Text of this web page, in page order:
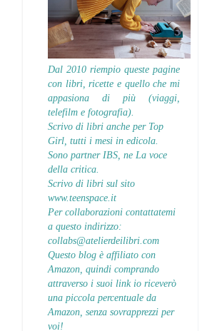
Dal 2010 riempio queste pagine
con libri, ricette e quello che mi
appasiona di più (viaggi,
telefilm e fotografia).
Scrivo di libri anche per Top
Girl, tutti i mesi in edicola.
Sono partner IBS, ne La voce
della critica.
Scrivo di libri sul sito
www.teenspace.it
Per collaborazioni contattatemi
a questo indirizzo:
collabs@atelierdeilibri.com
Questo blog è affiliato con
Amazon, quindi comprando
attraverso i suoi link io riceverò
una piccola percentuale da
Amazon, senza sovrapprezzi per
voi!